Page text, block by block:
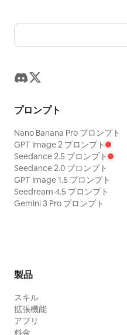
プロンプト
Nano Banana Pro プロンプト
GPT Image 2 プロンプト
Seedance 2.5 プロンプト
Seedance 2.0 プロンプト
GPT Image 1.5 プロンプト
Seedream 4.5 プロンプト
Gemini 3 Pro プロンプト
製品
スキル
拡張機能
アプリ
料金